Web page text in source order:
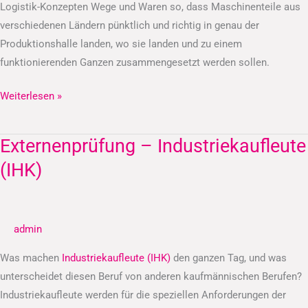
Logistik-Konzepten Wege und Waren so, dass Maschinenteile aus
verschiedenen Ländern pünktlich und richtig in genau der
Produktionshalle landen, wo sie landen und zu einem
funktionierenden Ganzen zusammengesetzt werden sollen.
Weiterlesen »
Externenprüfung – Industriekaufleute
(IHK)
admin
Was machen Industriekaufleute (IHK) den ganzen Tag, und was
unterscheidet diesen Beruf von anderen kaufmännischen Berufen?
Industriekaufleute werden für die speziellen Anforderungen der
Externenprüfung
–
Industriekaufleute